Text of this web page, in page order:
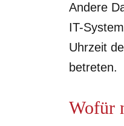
Andere
IT-
Uhrzeit
betreten.
Wofür